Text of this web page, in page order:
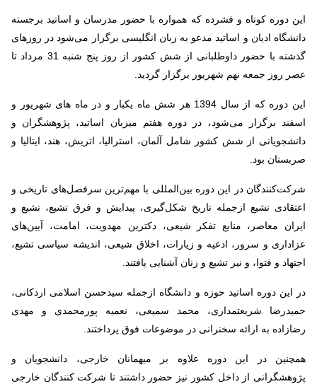
این دوره کوتاه و فشرده که همواره با حضور مدرسان و اساتید برجسته
دانشگاه ادیان و اساتید مدعو به زبان انگلیسی برگزار می‌شود در روزهای
گذشته با حضور داوطلبانی از شش کشور از روز پنج شنبه 31 مرداد تا
عصر روز جمعه نهم شهریور برگزار گردید.
این دوره که از سال 1394 هر شش ماه یکبار و در ماه های شهریور و
اسفند برگزار می‌شود، در دوره هفتم میزبان اساتید، پژوهشگران و
دانشجویانی از شش کشور شامل آلمان، استرالیا، اتریش، هند، ایتالیا و
صربستان بود.
شرکت‌کنندگان در این دوره بین‌المللی با مهم‌ترین سرفصل‌های تاریخی و
اعتقادی تشیع ازجمله تاریخ شکل‌گیری، پیدایش و فرق تشیع، تشیع و
ایران معاصر،‌ منابع تفکر شیعی، دکترین مهدویت، امامت، آیین‌های
عزاداری و سرور، ادعیه و زیارات، اخلاق شیعی، اندیشه سیاسی تشیع،‌
اجتهاد و فتوا، و نیز تشیع و زنان آشنایی یافتند.
در این دوره اساتید حوزه و دانشگاه ازجمله سیدحسن اسلامی اردکانی،‌
حمیدرضا شریعتمداری، محمد سمیعی، نعمیه پورمحمدی و مهدی
رضازاده به ارائه سخنرانی در موضوعات فوق پرداختند.
همچنین در این دوره علاوه بر میهمانان خارجی، دانشجویان و
پژوهشگرانی از داخل کشور نیز حضور داشتند تا شرکت کنندگان خارجی